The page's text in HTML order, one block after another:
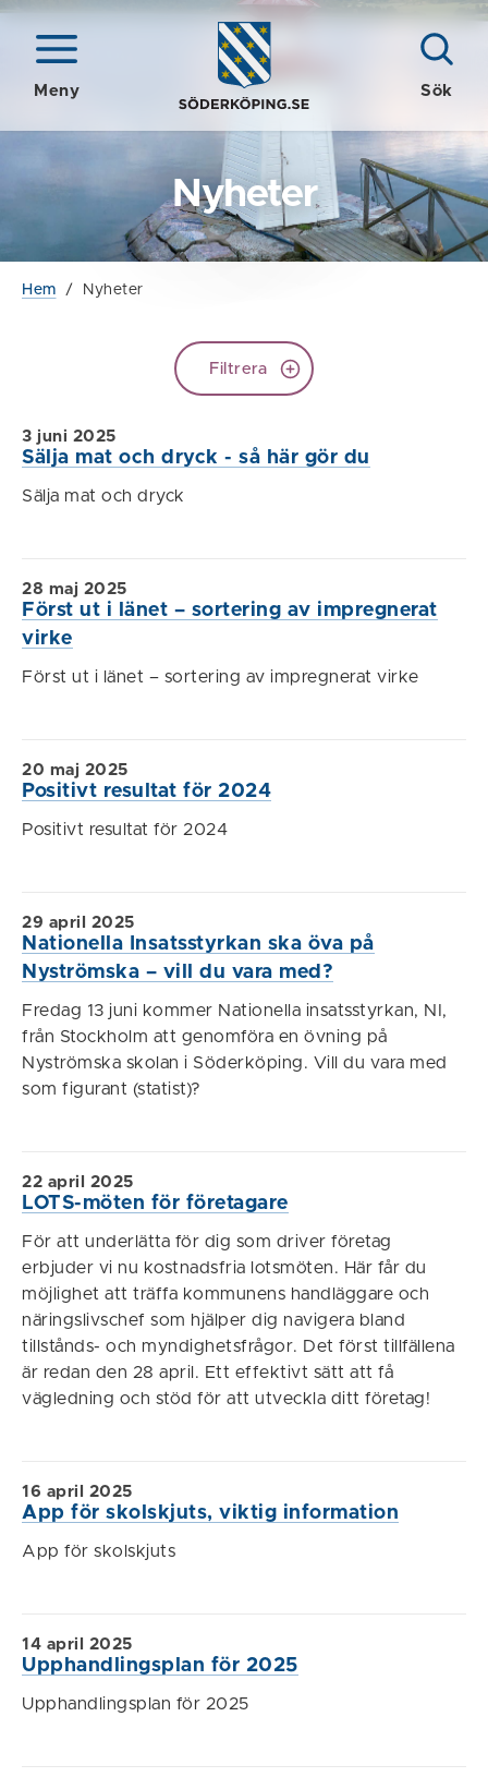
Meny Sök
Nyheter
Hem / Nyheter
Filtrera
Sälja mat och dryck - så här gör du
3 juni 2025
Sälja mat och dryck
Först ut i länet – sortering av impregnerat
virke
28 maj 2025
Först ut i länet – sortering av impregnerat virke
Positivt resultat för 2024
20 maj 2025
Positivt resultat för 2024
Nationella Insatsstyrkan ska öva på
Nyströmska – vill du vara med?
29 april 2025
Fredag 13 juni kommer Nationella insatsstyrkan, NI,
från Stockholm att genomföra en övning på
Nyströmska skolan i Söderköping. Vill du vara med
som figurant (statist)?
LOTS-möten för företagare
22 april 2025
För att underlätta för dig som driver företag
erbjuder vi nu kostnadsfria lotsmöten. Här får du
möjlighet att träffa kommunens handläggare och
näringslivschef som hjälper dig navigera bland
tillstånds- och myndighetsfrågor. Det först tillfällena
är redan den 28 april. Ett effektivt sätt att få
vägledning och stöd för att utveckla ditt företag!
App för skolskjuts, viktig information
16 april 2025
App för skolskjuts
Upphandlingsplan för 2025
14 april 2025
Upphandlingsplan för 2025